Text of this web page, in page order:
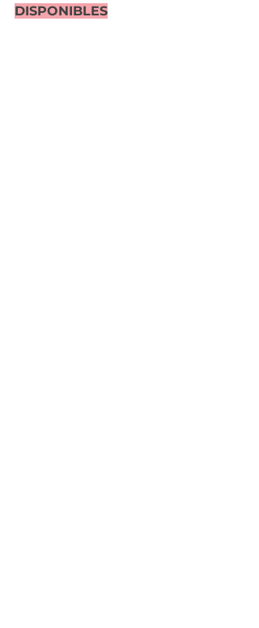
DISPONIBLES